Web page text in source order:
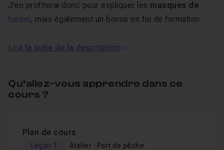
J'en profiterai donc pour expliquer les masques de
fusion, mais également un bonus en fin de formation
dynamique.
Je montre aussi les raccourcis importants pour vous
Je reste disponible dans le
répondre à vos éventuelles questions sur ce cours.
Lire la suite de la description
Qu’allez-vous apprendre dans ce
cours ?
Plan de cours
Leçon 1 Atelier : Port de pêche